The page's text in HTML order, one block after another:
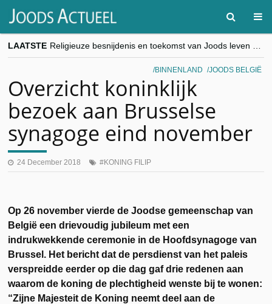
LAATSTE
“Besnijdenisdebat toont hoe moeilijk seculiere Westen minderheden begrijpt”, Jinnih Beels (Vooruit)
CITYTRIP | ROEMENIË – Boekarest: de verrassing van Oost-Europa
BINNENLAND JOODS BELGIË
Overzicht koninklijk
bezoek aan Brusselse
synagoge eind november
24 December 2018 KONING FILIP
Op 26 november vierde de Joodse gemeenschap van
België een drievoudig jubileum met een
indrukwekkende ceremonie in de Hoofdsynagoge van
Brussel. Het bericht dat de persdienst van het paleis
verspreidde eerder op die dag gaf drie redenen aan
waarom de koning de plechtigheid wenste bij te wonen:
“Zijne Majesteit de Koning neemt deel aan de